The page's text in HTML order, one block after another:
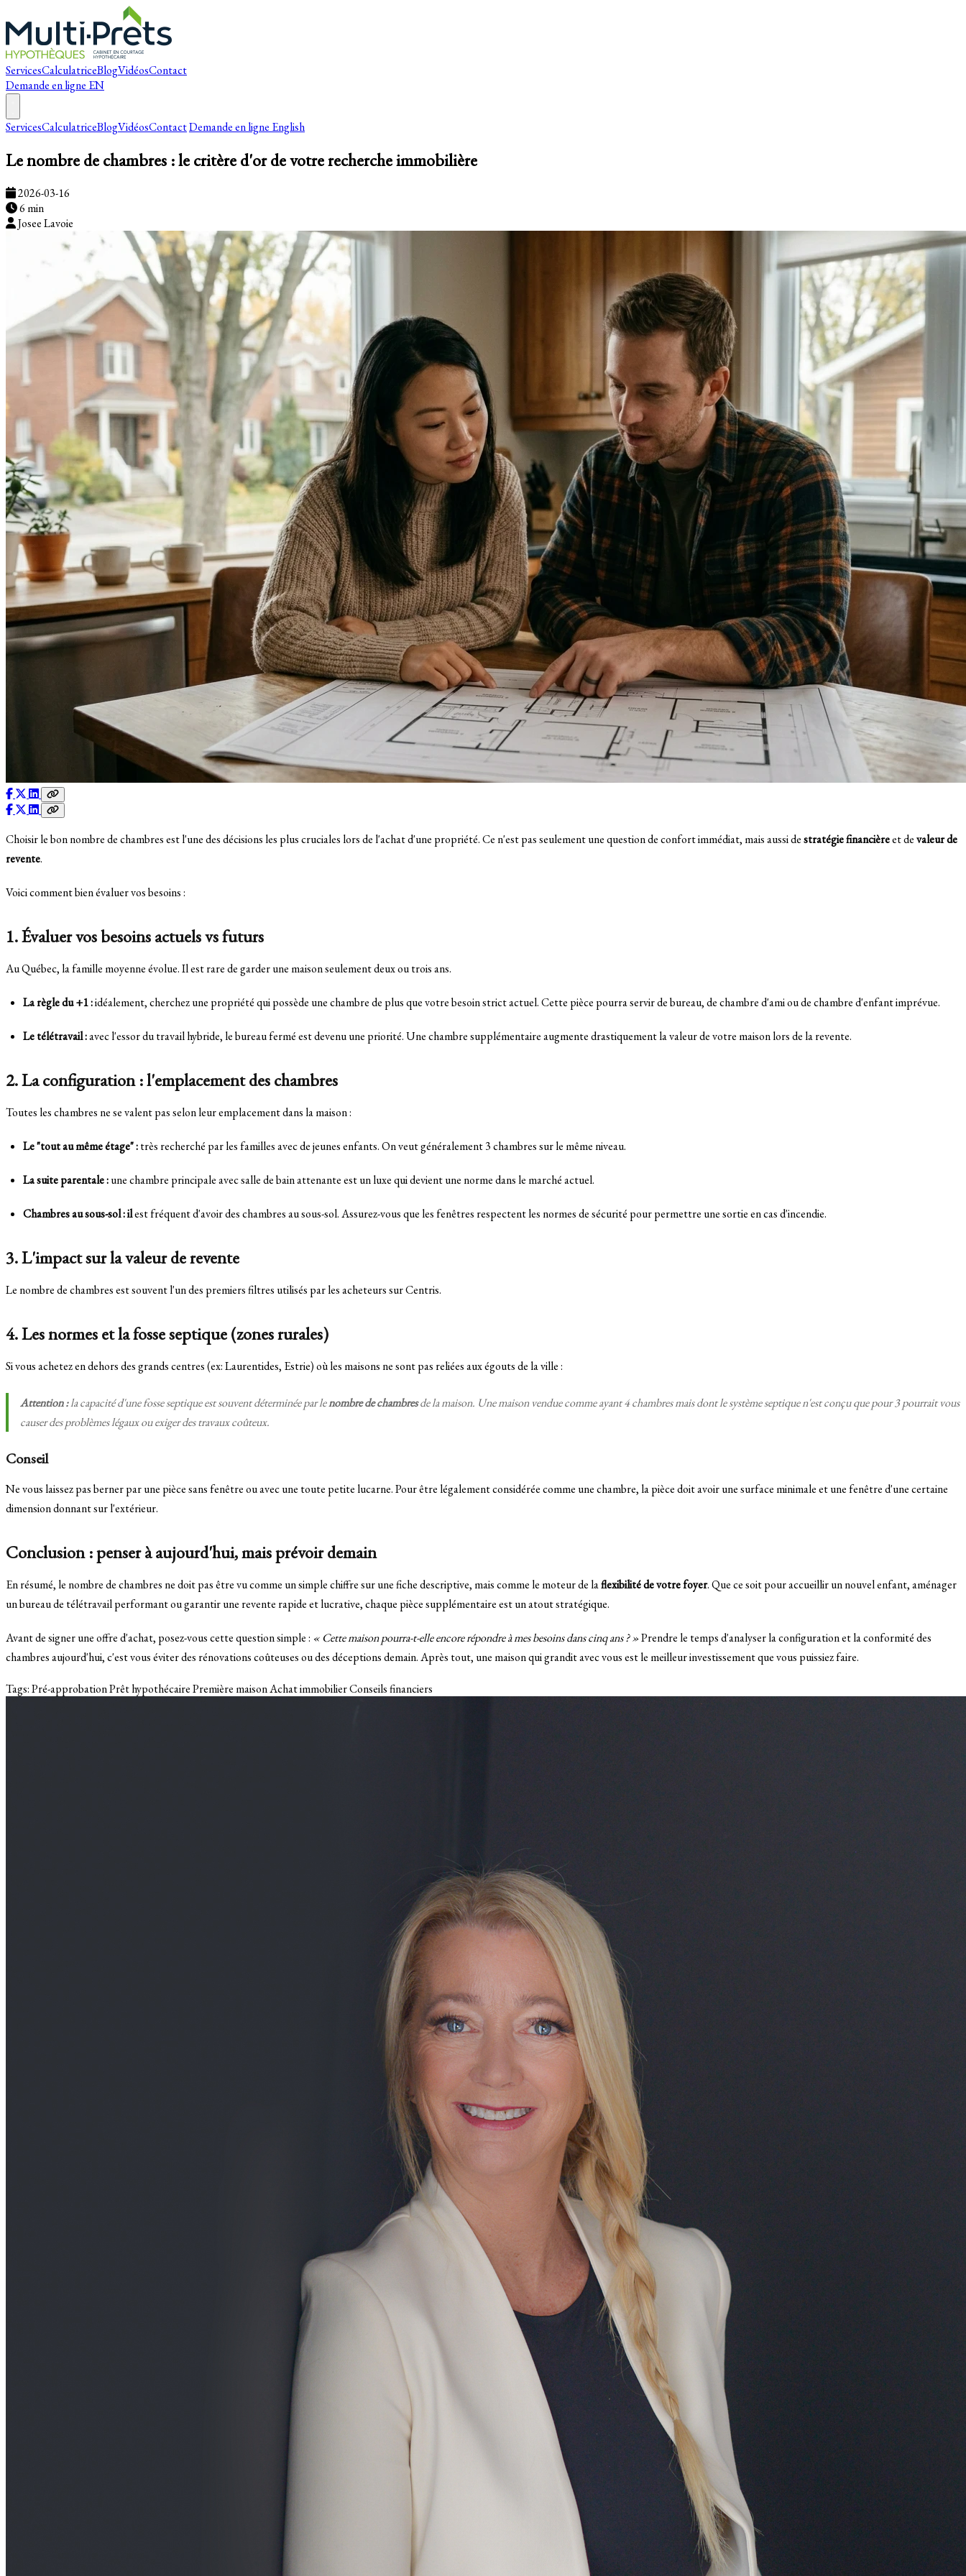
ServicesCalculatriceBlogVidéosContact
Demande en ligne EN
ServicesCalculatriceBlogVidéosContactDemande en ligne English
Le nombre de chambres : le critère d'or de votre recherche immobilière
2026-03-16
6 min
Josee Lavoie
Choisir le bon nombre de chambres est l'une des décisions les plus cruciales lors de l'achat d'une propriété. Ce n'est pas seulement une question de confort immédiat, mais aussi destratégie financièreet devaleur de
revente.
Voici comment bien évaluer vos besoins :
1. Évaluer vos besoins actuels vs futurs
Au Québec, la famille moyenne évolue. Il est rare de garder une maison seulement deux ou trois ans.
La règle du +1 :idéalement, cherchez une propriété qui possède une chambre de plus que votre besoin strict actuel. Cette pièce pourra servir de bureau, de chambre d'ami ou de chambre d'enfant imprévue.
Le télétravail :avec l'essor du travail hybride, le bureau fermé est devenu une priorité. Une chambre supplémentaire augmente drastiquement la valeur de votre maison lors de la revente.
2. La configuration : l'emplacement des chambres
Toutes les chambres ne se valent pas selon leur emplacement dans la maison :
Le "tout au même étage" :très recherché par les familles avec de jeunes enfants. On veut généralement 3 chambres sur le même niveau.
La suite parentale :une chambre principale avec salle de bain attenante est un luxe qui devient une norme dans le marché actuel.
Chambres au sous-sol : ilest fréquent d'avoir des chambres au sous-sol. Assurez-vous que les fenêtres respectent les normes de sécurité pour permettre une sortie en cas d'incendie.
3. L'impact sur la valeur de revente
Le nombre de chambres est souvent l'un des premiers filtres utilisés par les acheteurs sur Centris.
4. Les normes et la fosse septique (zones rurales)
Si vous achetez en dehors des grands centres (ex: Laurentides, Estrie) où les maisons ne sont pas reliées aux égouts de la ville :
Attention :la capacité d'une fosse septique est souvent déterminée par lenombre de chambresde la maison. Une maison vendue comme ayant 4 chambres mais dont le système septique n'est conçu que pour 3 pourrait vous
causer des problèmes légaux ou exiger des travaux coûteux.
Conseil
Ne vous laissez pas berner par une pièce sans fenêtre ou avec une toute petite lucarne. Pour être légalement considérée comme une chambre, la pièce doit avoir une surface minimale et une fenêtre d'une certaine
dimension donnant sur l'extérieur.
Conclusion : penser à aujourd'hui, mais prévoir demain
En résumé, le nombre de chambres ne doit pas être vu comme un simple chiffre sur une fiche descriptive, mais comme le moteur de laflexibilité de votre foyer. Que ce soit pour accueillir un nouvel enfant, aménager
un bureau de télétravail performant ou garantir une revente rapide et lucrative, chaque pièce supplémentaire est un atout stratégique.
Avant de signer une offre d'achat, posez-vous cette question simple : « Cette maison pourra-t-elle encore répondre à mes besoins dans cinq ans ? »Prendre le temps d'analyser la configuration et la conformité des
chambres aujourd'hui, c'est vous éviter des rénovations coûteuses ou des déceptions demain. Après tout, une maison qui grandit avec vous est le meilleur investissement que vous puissiez faire.
Tags:Pré-approbationPrêt hypothécairePremière maisonAchat immobilierConseils financiers